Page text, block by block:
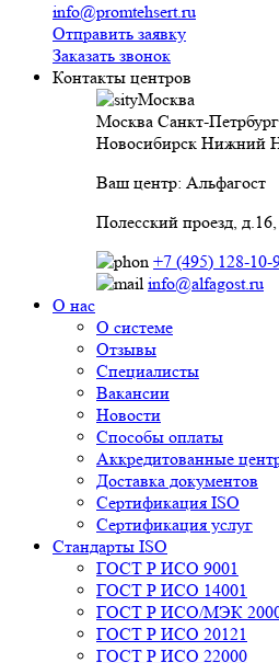
info@promtehsert.ru
Отправить заявку
Заказать звонок
Контакты центров
Москва
Москва Санкт-Петрбург
Новосибирск Нижний
Ваш центр: Альфагост
Полесский проезд,
+7 (495) 128-10-
info@alfagost.ru
О нас
О системе
Отзывы
Специалисты
Вакансии
Новости
Способы оплаты
Аккредитованные
Доставка документов
Сертификация ISO
Сертификация услуг
Стандарты ISO
ГОСТ Р ИСО 9001
ГОСТ Р ИСО 14001
ГОСТ Р ИСО/МЭК
ГОСТ Р ИСО 20121
ГОСТ Р ИСО 22000